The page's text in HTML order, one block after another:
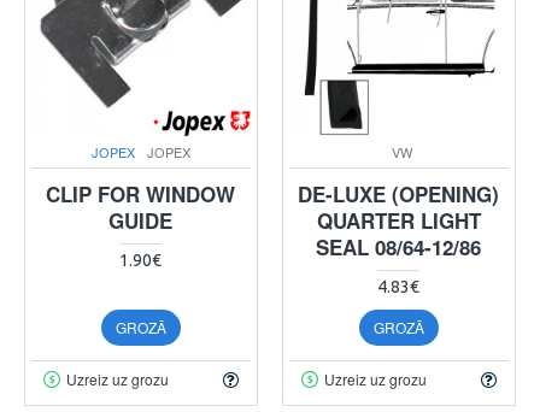
JOPEX JOPEX
CLIP FOR WINDOW
GUIDE
1.90€
GROZĀ
Uzreiz uz grozu
VW
DE-LUXE (OPENING)
QUARTER LIGHT
SEAL 08/64-12/86
4.83€
GROZĀ
Uzreiz uz grozu